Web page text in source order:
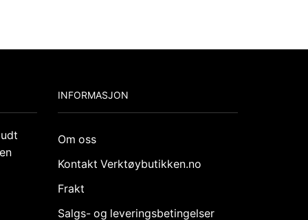
INFORMASJON
Om oss
Kontakt Verktøybutikken.no
Frakt
Salgs- og leveringsbetingelser